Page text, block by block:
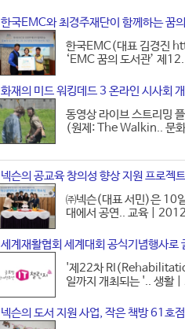
한국EMC와 최경주재단이 함께하는 꿈
한국EMC(대표 김경진
‘EMC 꿈의 도서관’ 제
화재의 미드 워킹데드 3 온라인 시사회
동영상 라이브 스트리밍
(원제: The Walkin..
넥슨의 공교육 창의성 향상 지원 프로젝
㈜넥슨(대표 서민)은 10
대에서 공연.. 교육 |
세계재활협회 세계대회 공식기념행사로
'제22차
일까지 개최되는 '.. 생
넥슨의 도서 지원 사업, 작은 책방 61호